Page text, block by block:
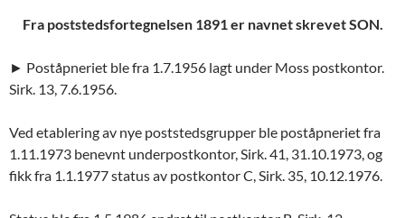
Fra poststedsfortegnelsen 1891 er navnet skrevet SON.
► Poståpneriet ble fra 1.7.1956 lagt under Moss postkontor.
Sirk. 13, 7.6.1956.
Ved etablering av nye poststedsgrupper ble poståpneriet fra
1.11.1973 benevnt underpostkontor, Sirk. 41, 31.10.1973, og
fikk fra 1.1.1977 status av postkontor C, Sirk. 35, 10.12.1976.